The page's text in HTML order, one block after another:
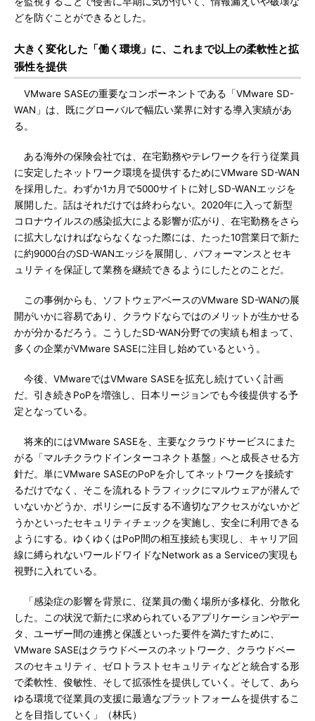
どを防ぐことができるとした。
大きく変化した「働く環境」に、これまで以上の柔軟性と拡
張性を提供
VMware SASEの重要なコンポーネントである「VMware SD-
WAN」は、既にグローバルで幅広い業界に対する導入実績があ
る。
ある海外の保険会社では、在宅勤務やテレワークを行う従業員
に安定したネットワーク環境を提供するためにVMware SD-WAN
を採用した。わずか1カ月で5000サイトに対しSD-WANエッジを
展開した。話はそれだけでは終わらない。2020年に入って新型
コロナウイルスの感染拡大による影響が広がり、在宅勤務をさら
に拡大しなければならなくなった際には、たった10営業日で新た
に約9000台のSD-WANエッジを展開し、パフォーマンスとセキ
ュリティを保証して業務を継続できるようにしたとのことだ。
この事例からも、ソフトウェアベースのVMware SD-WANの展
開がいかに容易であり、クラウドならではのメリットが生かせる
かが分かるだろう。こうしたSD-WAN分野での実績も相まって、
多くの企業がVMware SASEに注目し始めているという。
今後、VMwareではVMware SASEを拡充し続けていく計画
だ。引き続きPoPを増強し、日本リージョンでも今後提供する予
定となっている。
将来的にはVMware SASEを、主要なクラウドサービスにまた
がる「マルチクラウドインターコネクト基盤」へと成長させる方
針だ。単にVMware SASEのPoPを介してネットワークを接続す
るだけでなく、そこを流れるトラフィックにマルウェアが潜んで
いないかどうか、ポリシーに反する不適切なアクセスがないかど
うかといったセキュリティチェックを実施し、安全に利用できる
ようにする。ゆくゆくはPoP間の相互接続も実現し、キャリア回
線に縛られないワールドワイドなNetwork as a Serviceの実現も
視野に入れている。
「感染症の影響を背景に、従業員の働く場所が多様化、分散化
した。この状況で新たに求められているアプリケーションやデー
タ、ユーザー間の連携と保護といった要件を満たすために、
VMware SASEはクラウドベースのネットワーク、クラウドベー
スのセキュリティ、ゼロトラストセキュリティなどと統合する形
で柔軟性、俊敏性、そして拡張性を提供していく。そして、あら
ゆる環境で従業員の支援に最適なプラットフォームを提供するこ
とを目指していく」（林氏）